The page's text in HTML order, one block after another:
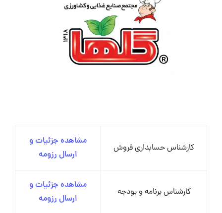
کارشناس حسابداری فروش
مشاهده جزئیات و
ارسال رزومه
کارشناس برنامه و بودجه
مشاهده جزئیات و
ارسال رزومه